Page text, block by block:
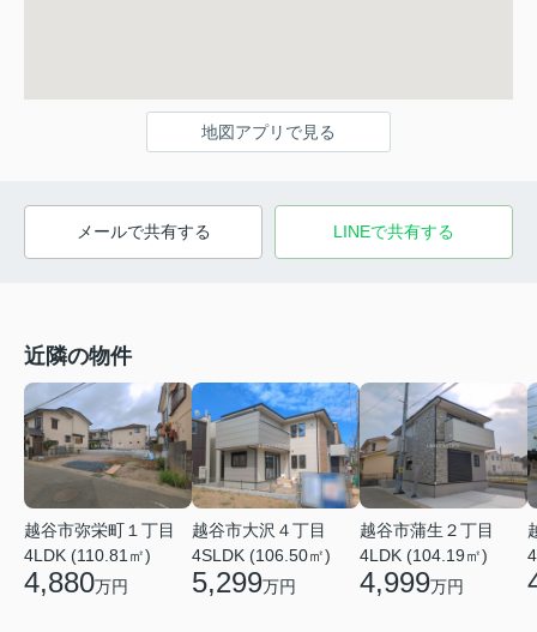
地図アプリで見る
メールで共有する LINEで共有する
近隣の物件
越谷市弥栄町１丁目
4LDK (110.81㎡)
4,880万円
越谷市大沢４丁目
4SLDK (106.50㎡)
5,299万円
越谷市蒲生２丁目
4LDK (104.19㎡)
4,999万円